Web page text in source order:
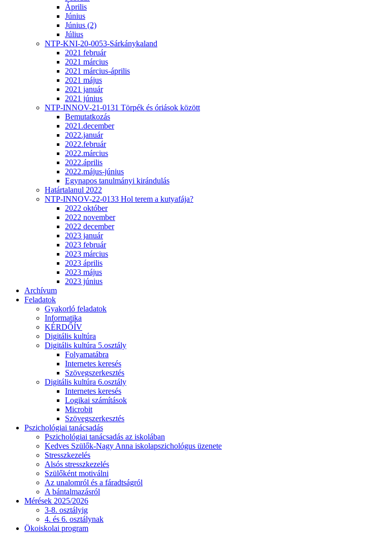
Április
Június
Június (2)
Július
NTP-KNI-20-0053-Sárkánykaland
2021 február
2021 március
2021 március-április
2021 május
2021 január
2021 június
NTP-INNOV-21-0131 Törpék és óriások között
Bemutatkozás
2021.december
2022.január
2022.február
2022.március
2022.április
2022.május-június
Egynapos tanulmányi kirándulás
Határtalanul 2022
NTP-INNOV-22-0133 Hol terem a kutyafája?
2022 október
2022 november
2022 december
2023 január
2023 február
2023 március
2023 április
2023 május
2023 június
Archívum
Feladatok
Gyakorló feladatok
Informatika
KÉRDŐÍV
Digitális kultúra
Digitális kultúra 5.osztály
Folyamatábra
Internetes keresés
Szövegszerkesztés
Digitális kultúra 6.osztály
Internetes keresés
Logikai számítások
Microbit
Szövegszerkesztés
Pszichológiai tanácsadás
Pszichológiai tanácsadás az iskolában
Kedves Szülők-Nagy Anna iskolapszichológus üzenete
Stresszkezelés
Alsós stresszkezelés
Szülőként motiválni
Az unalomról és a fáradtságról
A bántalmazásról
Mérések 2025/2026
3-8. osztályig
4. és 6. osztálynak
Ökoiskolai program